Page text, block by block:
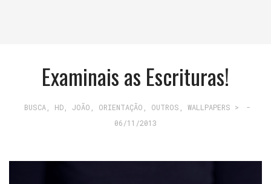
Examinais as Escrituras!
BUSCA, HD, JOÃO ORIENTAÇÃO OUTROS WALLPAPERS >
-
06/11/2013